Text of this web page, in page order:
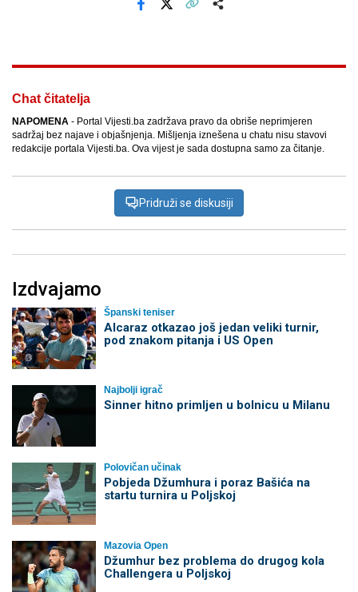
Chat čitatelja
NAPOMENA - Portal Vijesti.ba zadržava pravo da obriše neprimjeren
sadržaj bez najave i objašnjenja. Mišljenja iznešena u chatu nisu stavovi
redakcije portala Vijesti.ba. Ova vijest je sada dostupna samo za čitanje.
Pridruži se diskusiji
Izdvajamo
Španski teniser
Alcaraz otkazao još jedan veliki turnir,
pod znakom pitanja i US Open
Najbolji igrač
Sinner hitno primljen u bolnicu u Milanu
Polovičan učinak
Pobjeda Džumhura i poraz Bašića na
startu turnira u Poljskoj
Mazovia Open
Džumhur bez problema do drugog kola
Challengera u Poljskoj